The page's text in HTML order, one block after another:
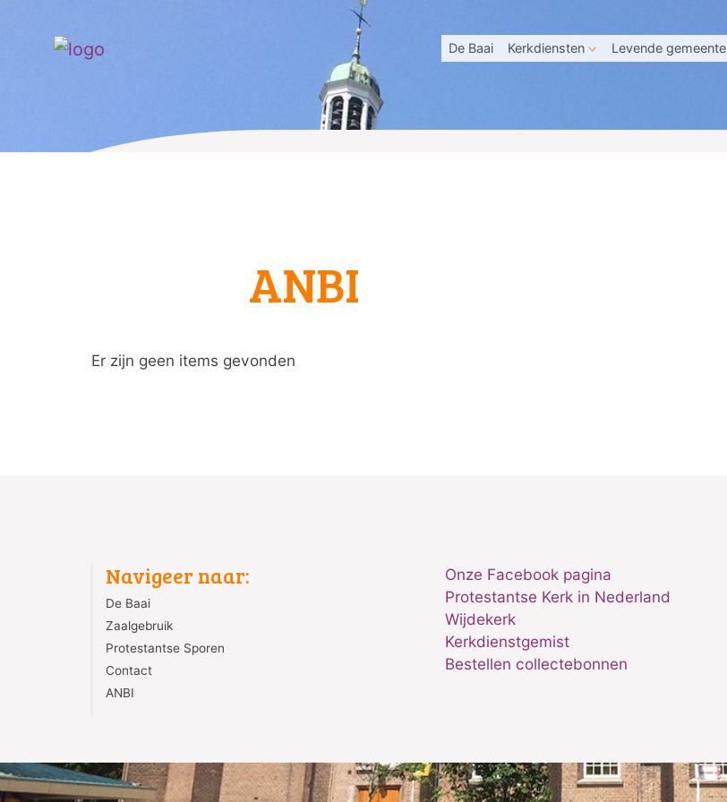
De Baai Kerkdiensten Levende gemeente
ANBI
Er zijn geen items gevonden
Navigeer naar:
De Baai
Zaalgebruik
Protestantse Sporen
Contact
ANBI
Onze Facebook pagina
Protestantse Kerk in Nederland
Wijdekerk
Kerkdienstgemist
Bestellen collectebonnen